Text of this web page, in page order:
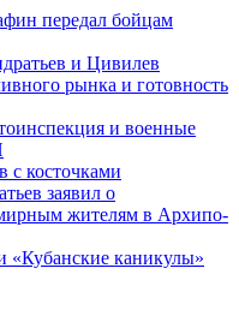
передал бойцам
и Цивилев
рынка и готовность
и военные
с косточками
заявил о
жителям в Архипо-
«Кубанские каникулы»